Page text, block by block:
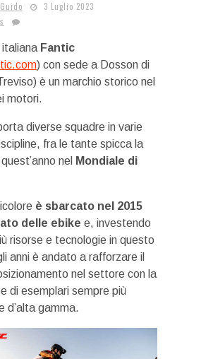
3 Luglio 2023
italiana Fantic
) con sede a Dosson di
è un marchio storico nel
motori.
diverse squadre in varie
fra le tante spicca la
nel Mondiale di
è sbarcato nel 2015
delle ebike e, investendo
risorse e tecnologie in questo
anni è andato a rafforzare il
nel settore con la
di esemplari sempre più
d’alta gamma.